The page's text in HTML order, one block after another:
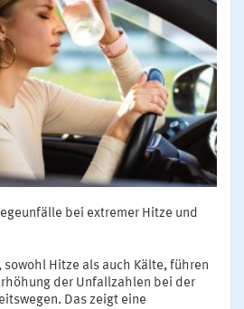
bei extremer Hitze und
sowohl Hitze als auch Kälte, führen
der Unfallzahlen bei der
Das zeigt eine